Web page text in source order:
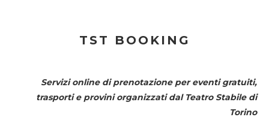
TST BOOKING
Servizi online di prenotazione per eventi gratuiti,
trasporti e provini organizzati dal Teatro Stabile di
Torino